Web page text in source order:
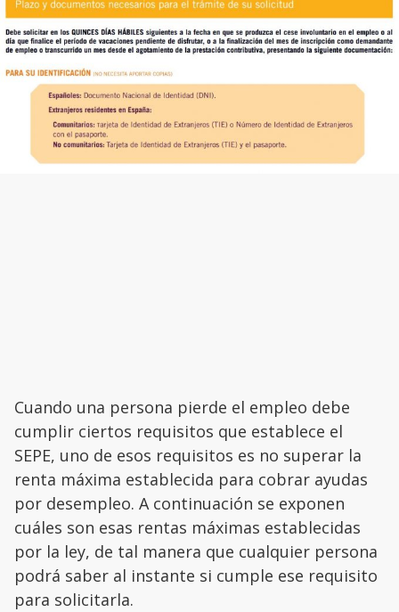
Cuando una persona pierde el empleo debe
cumplir ciertos requisitos que establece el
SEPE, uno de esos requisitos es no superar la
renta máxima establecida para cobrar ayudas
por desempleo. A continuación se exponen
cuáles son esas rentas máximas establecidas
por la ley, de tal manera que cualquier persona
podrá saber al instante si cumple ese requisito
para solicitarla.